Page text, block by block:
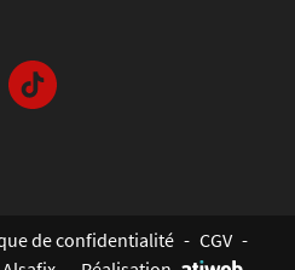
de confidentialité - CGV -